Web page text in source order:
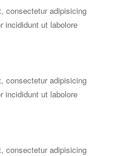
consectetur adipisicing
incididunt ut labolore
consectetur adipisicing
incididunt ut labolore
consectetur adipisicing